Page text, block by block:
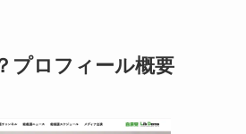
プロフィール概要